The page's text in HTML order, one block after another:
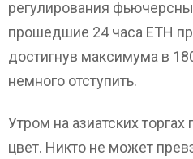
регулирования
прошедшие 24 часа ETH
достигнув максимума в
немного отступить.
Утром на азиатских
цвет. Никто не может